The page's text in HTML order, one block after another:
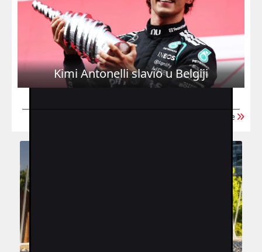
Kimi Antonelli slavio u Belgiji
Učitaj još vijesti iz arhive